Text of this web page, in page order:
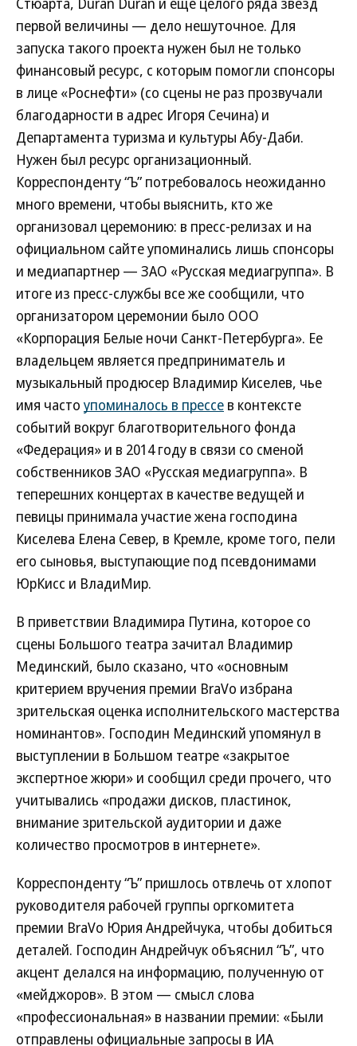
первой величины — дело нешуточное. Для
запуска такого проекта нужен был не только
финансовый ресурс, с которым помогли спонсоры
в лице «Роснефти» (со сцены не раз прозвучали
благодарности в адрес Игоря Сечина) и
Департамента туризма и культуры Абу-Даби.
Нужен был ресурс организационный.
Корреспонденту “Ъ” потребовалось неожиданно
много времени, чтобы выяснить, кто же
организовал церемонию: в пресс-релизах и на
официальном сайте упоминались лишь спонсоры
и медиапартнер — ЗАО «Русская медиагруппа». В
итоге из пресс-службы все же сообщили, что
организатором церемонии было ООО
«Корпорация Белые ночи Санкт-Петербурга». Ее
владельцем является предприниматель и
музыкальный продюсер Владимир Киселев, чье
имя часто упоминалось в прессе в контексте
событий вокруг благотворительного фонда
«Федерация» и в 2014 году в связи со сменой
собственников ЗАО «Русская медиагруппа». В
теперешних концертах в качестве ведущей и
певицы принимала участие жена господина
Киселева Елена Север, в Кремле, кроме того, пели
его сыновья, выступающие под псевдонимами
ЮрКисс и ВладиМир.
В приветствии Владимира Путина, которое со
сцены Большого театра зачитал Владимир
Мединский, было сказано, что «основным
критерием вручения премии BraVo избрана
зрительская оценка исполнительского мастерства
номинантов». Господин Мединский упомянул в
выступлении в Большом театре «закрытое
экспертное жюри» и сообщил среди прочего, что
учитывались «продажи дисков, пластинок,
внимание зрительской аудитории и даже
количество просмотров в интернете».
Корреспонденту “Ъ” пришлось отвлечь от хлопот
руководителя рабочей группы оргкомитета
премии BraVo Юрия Андрейчука, чтобы добиться
деталей. Господин Андрейчук объяснил “Ъ”, что
акцент делался на информацию, полученную от
«мейджоров». В этом — смысл слова
«профессиональная» в названии премии: «Были
отправлены официальные запросы в ИА